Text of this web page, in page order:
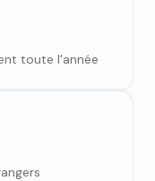
toute l'année